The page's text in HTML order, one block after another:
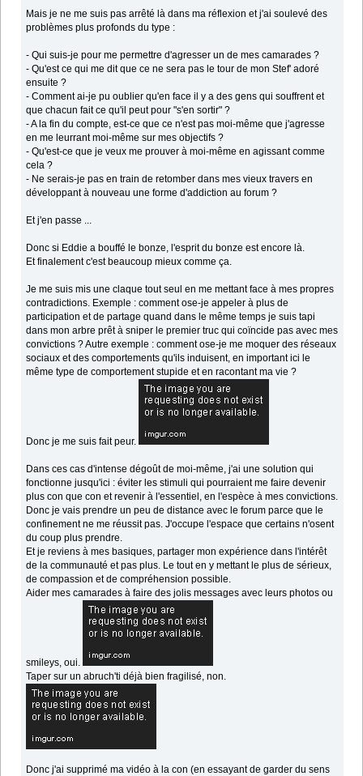
Mais je ne me suis pas arrêté là dans ma réflexion et j'ai soulevé des
problèmes plus profonds du type :
- Qui suis-je pour me permettre d'agresser un de mes camarades ?
- Qu'est ce qui me dit que ce ne sera pas le tour de mon Stef' adoré
ensuite ?
- Comment ai-je pu oublier qu'en face il y a des gens qui souffrent et
que chacun fait ce qu'il peut pour "s'en sortir" ?
- A la fin du compte, est-ce que ce n'est pas moi-même que j'agresse
en me leurrant moi-même sur mes objectifs ?
- Qu'est-ce que je veux me prouver à moi-même en agissant comme
cela ?
- Ne serais-je pas en train de retomber dans mes vieux travers en
développant à nouveau une forme d'addiction au forum ?
Et j'en passe ...
Donc si Eddie a bouffé le bonze, l'esprit du bonze est encore là.
Et finalement c'est beaucoup mieux comme ça.
Je me suis mis une claque tout seul en me mettant face à mes propres
contradictions. Exemple : comment ose-je appeler à plus de
participation et de partage quand dans le même temps je suis tapi
dans mon arbre prêt à sniper le premier truc qui coïncide pas avec mes
convictions ? Autre exemple : comment ose-je me moquer des réseaux
sociaux et des comportements qu'ils induisent, en important ici le
même type de comportement stupide et en racontant ma vie ?
Donc je me suis fait peur.
Dans ces cas d'intense dégoût de moi-même, j'ai une solution qui
fonctionne jusqu'ici : éviter les stimuli qui pourraient me faire devenir
plus con que con et revenir à l'essentiel, en l'espèce à mes convictions.
Donc je vais prendre un peu de distance avec le forum parce que le
confinement ne me réussit pas. J'occupe l'espace que certains n'osent
du coup plus prendre.
Et je reviens à mes basiques, partager mon expérience dans l'intérêt
de la communauté et pas plus. Le tout en y mettant le plus de sérieux,
de compassion et de compréhension possible.
Aider mes camarades à faire des jolis messages avec leurs photos ou
smileys, oui.
Taper sur un abruch'ti déjà bien fragilisé, non.
Donc j'ai supprimé ma vidéo à la con (en essayant de garder du sens